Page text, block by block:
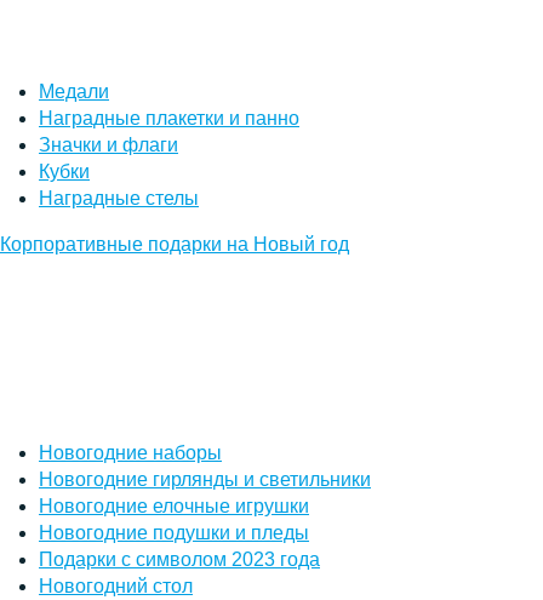
Медали
Наградные плакетки и панно
Значки и флаги
Кубки
Наградные стелы
Корпоративные подарки на Новый год
Новогодние наборы
Новогодние гирлянды и светильники
Новогодние елочные игрушки
Новогодние подушки и пледы
Подарки с символом 2023 года
Новогодний стол